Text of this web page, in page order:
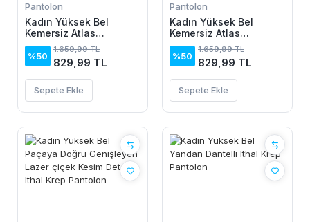
Pantolon
Kadın Yüksek Bel
Kemersiz Atlas
Pantolon
%50
1.659,99 TL
829,99 TL
Sepete Ekle
Pantolon
Kadın Yüksek Bel
Kemersiz Atlas
Pantolon
%50
1.659,99 TL
829,99 TL
Sepete Ekle